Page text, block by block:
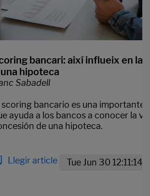
bancari: així influeix en la
hipoteca
Sabadell
scoring bancario es una importante
ayuda a los bancos a conocer la
de una hipoteca.
Llegir article Tue Jun 30 12:11:14